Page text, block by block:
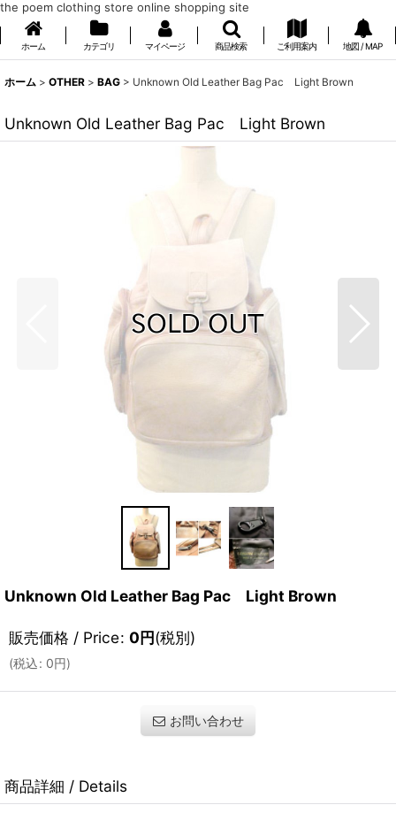
the poem clothing store online shopping site
ホーム カテゴリ マイページ 商品検索 ご利用案内 地図 / MAP
ホーム > OTHER > BAG > Unknown Old Leather Bag Pac Light Brown
Unknown Old Leather Bag Pac Light Brown
Unknown Old Leather Bag Pac Light Brown
販売価格 / Price: 0円(税別)
(税込: 0円)
お問い合わせ
商品詳細 / Details